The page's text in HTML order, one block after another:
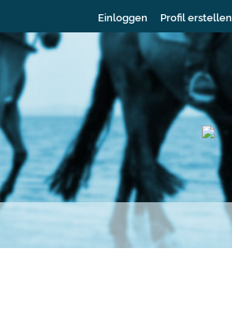
Einloggen Profil erstellen